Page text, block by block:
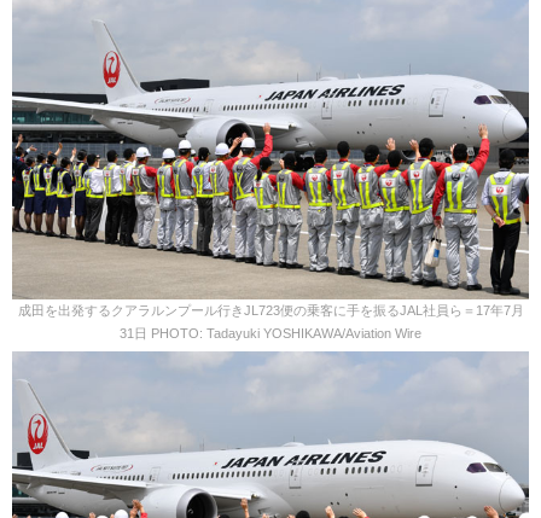
成田を出発するクアラルンプール行きJL723便の乗客に手を振るJAL社員ら＝17年7月
31日 PHOTO: Tadayuki YOSHIKAWA/Aviation Wire